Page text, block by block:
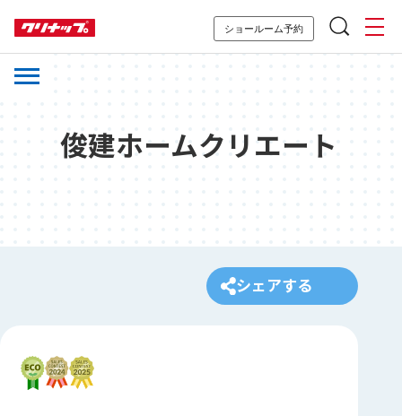
ショールーム予約
俊建ホームクリエート
シェアする